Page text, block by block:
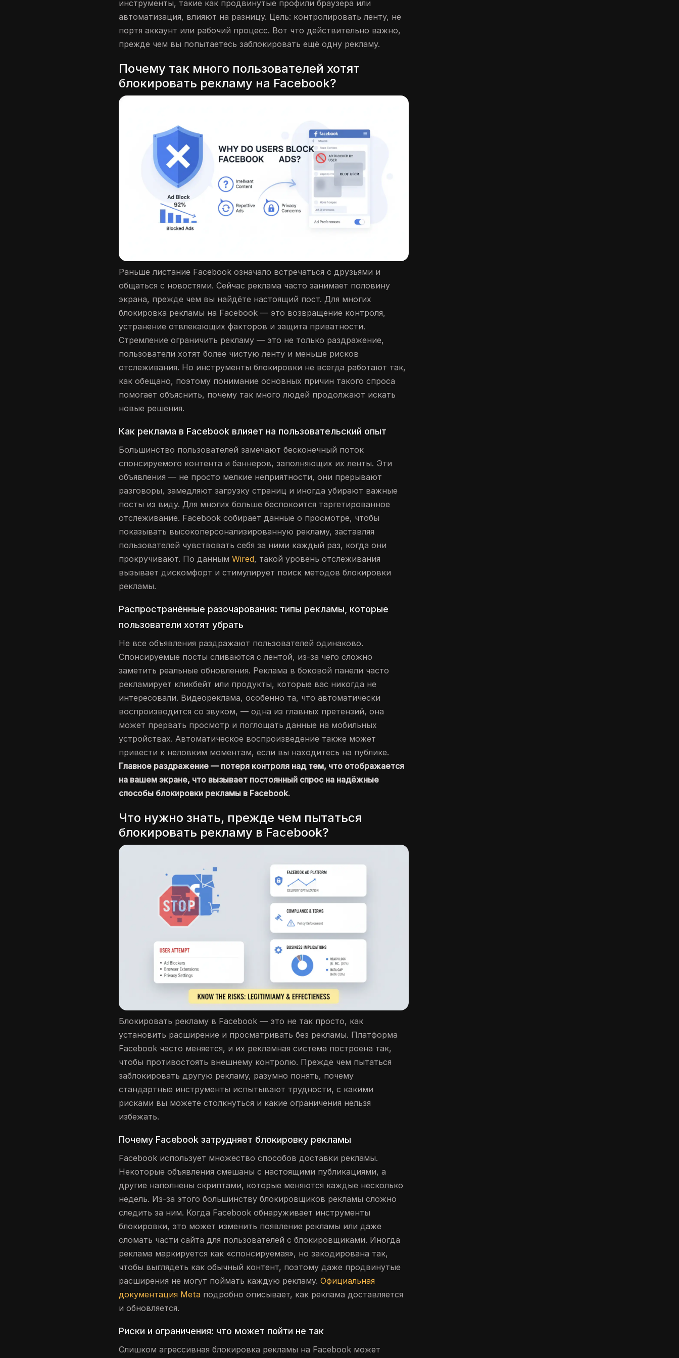
инструменты, такие как продвинутые профили браузера или
автоматизация, влияют на разницу. Цель: контролировать ленту, не
портя аккаунт или рабочий процесс. Вот что действительно важно,
прежде чем вы попытаетесь заблокировать ещё одну рекламу.
Почему так много пользователей хотят
блокировать рекламу на Facebook?
Раньше листание Facebook означало встречаться с друзьями и
общаться с новостями. Сейчас реклама часто занимает половину
экрана, прежде чем вы найдёте настоящий пост. Для многих
блокировка рекламы на Facebook — это возвращение контроля,
устранение отвлекающих факторов и защита приватности.
Стремление ограничить рекламу — это не только раздражение,
пользователи хотят более чистую ленту и меньше рисков
отслеживания. Но инструменты блокировки не всегда работают так,
как обещано, поэтому понимание основных причин такого спроса
помогает объяснить, почему так много людей продолжают искать
новые решения.
Как реклама в Facebook влияет на пользовательский опыт
Большинство пользователей замечают бесконечный поток
спонсируемого контента и баннеров, заполняющих их ленты. Эти
объявления — не просто мелкие неприятности, они прерывают
разговоры, замедляют загрузку страниц и иногда убирают важные
посты из виду. Для многих больше беспокоится таргетированное
отслеживание. Facebook собирает данные о просмотре, чтобы
показывать высокоперсонализированную рекламу, заставляя
пользователей чувствовать себя за ними каждый раз, когда они
прокручивают. По даннымWired, такой уровень отслеживания
вызывает дискомфорт и стимулирует поиск методов блокировки
рекламы.
Распространённые разочарования: типы рекламы, которые
пользователи хотят убрать
Не все объявления раздражают пользователей одинаково.
Спонсируемые посты сливаются с лентой, из-за чего сложно
заметить реальные обновления. Реклама в боковой панели часто
рекламирует кликбейт или продукты, которые вас никогда не
интересовали. Видеореклама, особенно та, что автоматически
воспроизводится со звуком, — одна из главных претензий, она
может прервать просмотр и поглощать данные на мобильных
устройствах. Автоматическое воспроизведение также может
привести к неловким моментам, если вы находитесь на публике.
Главное раздражение — потеря контроля над тем, что отображается
на вашем экране, что вызывает постоянный спрос на надёжные
способы блокировки рекламы в Facebook.
Что нужно знать, прежде чем пытаться
блокировать рекламу в Facebook?
Блокировать рекламу в Facebook — это не так просто, как
установить расширение и просматривать без рекламы. Платформа
Facebook часто меняется, и их рекламная система построена так,
чтобы противостоять внешнему контролю. Прежде чем пытаться
заблокировать другую рекламу, разумно понять, почему
стандартные инструменты испытывают трудности, с какими
рисками вы можете столкнуться и какие ограничения нельзя
избежать.
Почему Facebook затрудняет блокировку рекламы
Facebook использует множество способов доставки рекламы.
Некоторые объявления смешаны с настоящими публикациями, а
другие наполнены скриптами, которые меняются каждые несколько
недель. Из-за этого большинству блокировщиков рекламы сложно
следить за ним. Когда Facebook обнаруживает инструменты
блокировки, это может изменить появление рекламы или даже
сломать части сайта для пользователей с блокировщиками. Иногда
реклама маркируется как «спонсируемая», но закодирована так,
чтобы выглядеть как обычный контент, поэтому даже продвинутые
расширения не могут поймать каждую рекламу.Официальная
документация Meta подробно описывает, как реклама доставляется
и обновляется.
Риски и ограничения: что может пойти не так
Слишком агрессивная блокировка рекламы на Facebook может